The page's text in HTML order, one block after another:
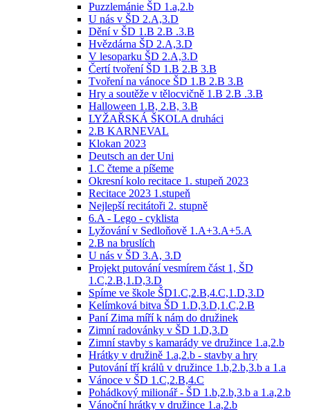
Puzzlemánie ŠD 1.a,2.b
U nás v ŠD 2.A,3.D
Dění v ŠD 1.B 2.B .3.B
Hvězdárna ŠD 2.A,3.D
V lesoparku ŠD 2.A,3.D
Čertí tvoření ŠD 1.B 2.B 3.B
Tvoření na vánoce ŠD 1.B 2.B 3.B
Hry a soutěže v tělocvičně 1.B 2.B .3.B
Halloween 1.B, 2.B, 3.B
LYŽAŘSKÁ ŠKOLA druháci
2.B KARNEVAL
Klokan 2023
Deutsch an der Uni
1.C čteme a píšeme
Okresní kolo recitace 1. stupeň 2023
Recitace 2023 1.stupeň
Nejlepší recitátoři 2. stupně
6.A - Lego - cyklista
Lyžování v Sedloňově 1.A+3.A+5.A
2.B na bruslích
U nás v ŠD 3.A, 3.D
Projekt putování vesmírem část 1, ŠD
1.C,2.B,1.D,3.D
Spíme ve škole ŠD1.C,2.B,4.C,1.D,3.D
Kelímková bitva ŠD 1.D,3.D,1.C,2.B
Paní Zima míří k nám do družinek
Zimní radovánky v ŠD 1.D,3.D
Zimní stavby s kamarády ve družince 1.a,2.b
Hrátky v družině 1.a,2.b - stavby a hry
Putování tří králů v družince 1.b,2.b,3.b a 1.a
Vánoce v ŠD 1.C,2.B,4.C
Pohádkový milionář - ŠD 1.b,2.b,3.b a 1.a,2.b
Vánoční hrátky v družince 1.a,2.b